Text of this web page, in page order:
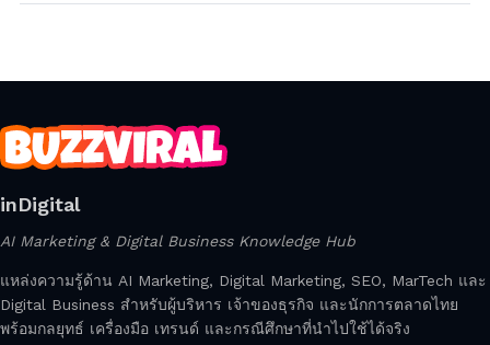
inDigital
AI Marketing & Digital Business Knowledge Hub
แหล่งความรู้ด้าน AI Marketing, Digital Marketing, SEO, MarTech และ
Digital Business สำหรับผู้บริหาร เจ้าของธุรกิจ และนักการตลาดไทย
พร้อมกลยุทธ์ เครื่องมือ เทรนด์ และกรณีศึกษาที่นำไปใช้ได้จริง